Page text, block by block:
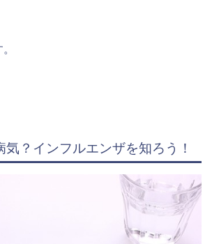
気？インフルエンザを知ろう！